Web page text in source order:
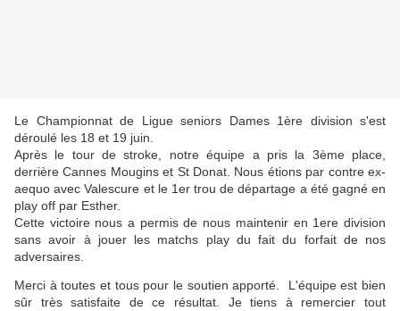
Le Championnat de Ligue seniors Dames 1ère division s'est
déroulé les 18 et 19 juin.
Après le tour de stroke, notre équipe a pris la 3ème place,
derrière Cannes Mougins et St Donat. Nous étions par contre ex-
aequo avec Valescure et le 1er trou de départage a été gagné en
play off par Esther.
Cette victoire nous a permis de nous maintenir en 1ere division
sans avoir à jouer les matchs play du fait du forfait de nos
adversaires.
Merci à toutes et tous pour le soutien apporté. L'équipe est bien
sûr très satisfaite de ce résultat. Je tiens à remercier tout